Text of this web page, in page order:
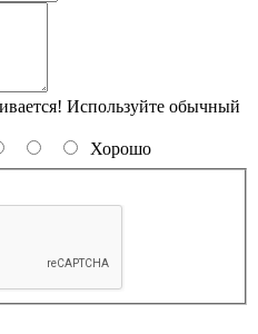
Используйте обычный
Хорошо